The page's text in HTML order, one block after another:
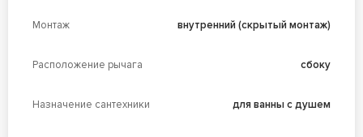
Монтаж внутренний (скрытый монтаж)
Расположение рычага сбоку
Назначение сантехники для ванны с душем